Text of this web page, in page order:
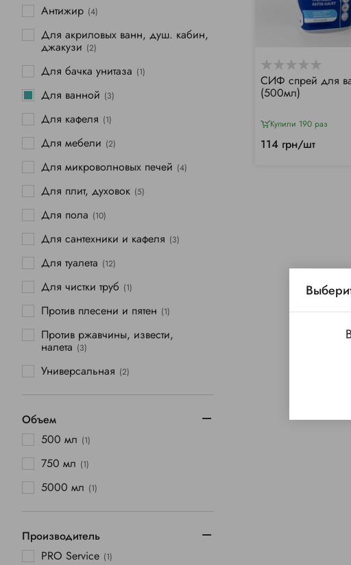
Антижир (4)
Для акриловых ванн, душ. кабин,
джакузи (2)
Для бачка унитаза (1)
Для ванной (3)
Для кафеля (1)
Для мебели (2)
Для микроволновых печей (4)
Для плит, духовок (5)
Для пола (10)
Для сантехники и кафеля (3)
Для туалета (12)
Для чистки труб (1)
Против плесени и пятен (1)
Против ржавчины, извести,
налета (3)
Универсальная (2)
Объем
500 мл (1)
750 мл (1)
5000 мл (1)
Производитель
PRO Service (1)
СИФ спрей для
(500мл)
Купили 190 раз
114 грн/шт